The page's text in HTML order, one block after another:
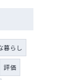
暮らし
評価